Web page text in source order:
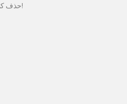
حذف کنید، سپس نوشتن را شروع نمایید!